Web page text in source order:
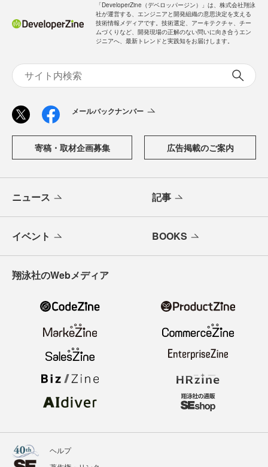
「DeveloperZine（デベロッパージン）」は、株式会社翔泳
社が運営する、エンジニアと開発組織の意思決定を支える
技術情報メディアです。技術選定、アーキテクチャ、チー
ムづくりなど、開発現場の正解のない問いに向き合うエン
ジニアへ、最新トレンドと実践知をお届けします。
メールバックナンバー
寄稿・取材企画募集 広告掲載のご案内
ニュース 記事
イベント BOOKS
翔泳社のWebメディア
ヘルプ